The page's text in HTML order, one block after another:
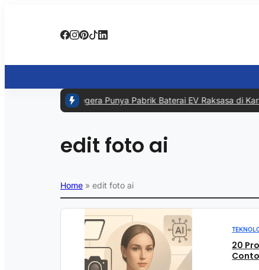
RI Segera Punya Pabrik Baterai EV Raksasa di
edit foto ai
Home » edit foto ai
20